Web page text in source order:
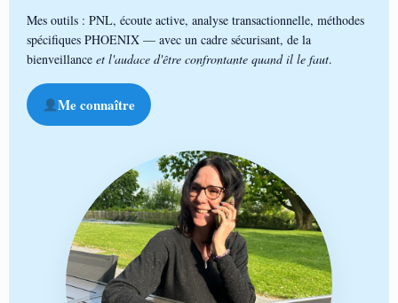
Mes outils : PNL, écoute active, analyse transactionnelle, méthodes
spécifiques PHOENIX — avec un cadre sécurisant, de la
bienveillance et l'audace d'être confrontante quand il le faut.
Me connaître